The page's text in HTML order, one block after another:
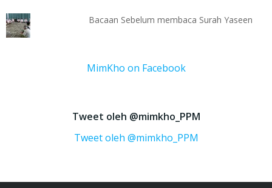
Bacaan Sebelum membaca Surah Yaseen
MimKho on Facebook
Tweet oleh @mimkho_PPM
Tweet oleh @mimkho_PPM